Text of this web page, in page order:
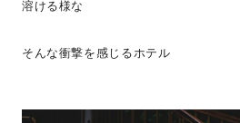
溶ける様な
そんな衝撃を感じるホテル